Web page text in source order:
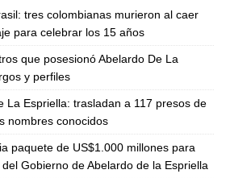
tres colombianas murieron al caer
para celebrar los 15 años
que posesionó Abelardo De La
y perfiles
La Espriella: trasladan a 117 presos de
nombres conocidos
paquete de US$1.000 millones para
Gobierno de Abelardo de la Espriella